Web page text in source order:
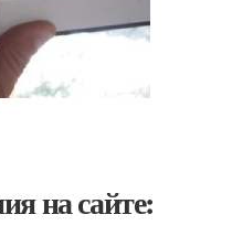
на сайте: